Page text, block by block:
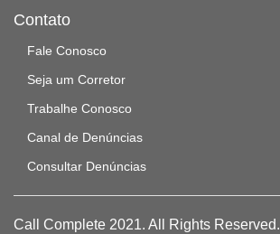
Contato
Fale Conosco
Seja um Corretor
Trabalhe Conosco
Canal de Denúncias
Consultar Denúncias
Call Complete 2021. All Rights Reserved.